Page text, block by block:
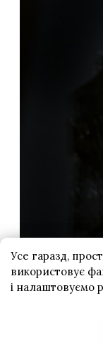
Усе гаразд,
використовує
і налаштовуємо